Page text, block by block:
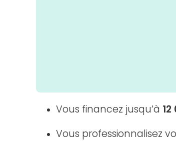
Vous financez jusqu’à
Vous professionnalisez